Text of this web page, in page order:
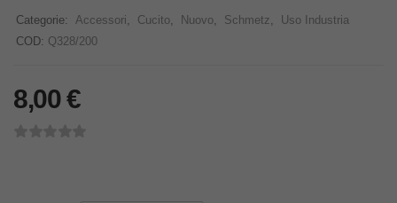
Categorie: Accessori Cucito Nuovo Schmetz
Uso Industria
COD: Q328/200
8,00€